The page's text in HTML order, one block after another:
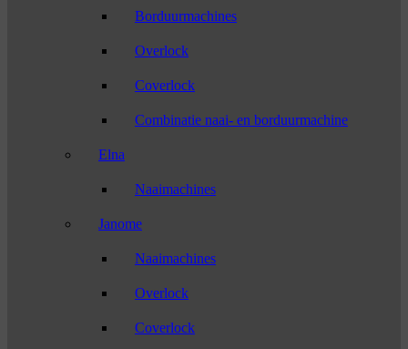
Borduurmachines
Overlock
Coverlock
Combinatie naai- en borduurmachine
Elna
Naaimachines
Janome
Naaimachines
Overlock
Coverlock